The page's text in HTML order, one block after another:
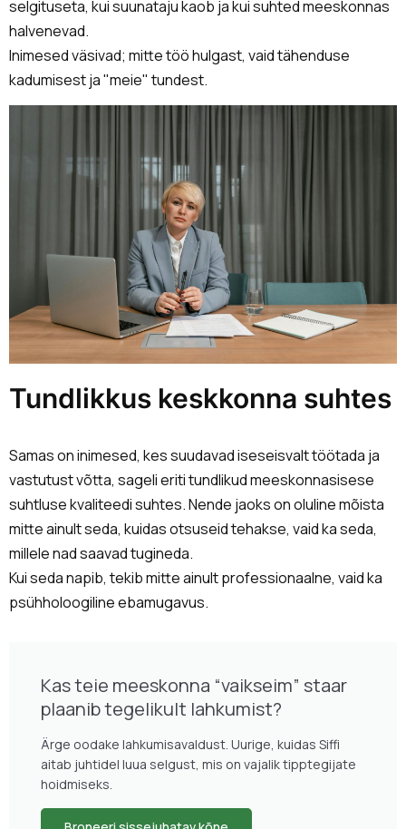
selgituseta, kui suunataju kaob ja kui suhted meeskonnas
halvenevad.
Inimesed väsivad; mitte töö hulgast, vaid tähenduse
kadumisest ja "meie" tundest.
Tundlikkus keskkonna suhtes
Samas on inimesed, kes suudavad iseseisvalt töötada ja
vastutust võtta, sageli eriti tundlikud meeskonnasisese
suhtluse kvaliteedi suhtes. Nende jaoks on oluline mõista
mitte ainult seda, kuidas otsuseid tehakse, vaid ka seda,
millele nad saavad tugineda.
Kui seda napib, tekib mitte ainult professionaalne, vaid ka
psühholoogiline ebamugavus.
Kas teie meeskonna “vaikseim” staar
plaanib tegelikult lahkumist?
Ärge oodake lahkumisavaldust. Uurige, kuidas Siffi
aitab juhtidel luua selgust, mis on vajalik tipptegijate
hoidmiseks.